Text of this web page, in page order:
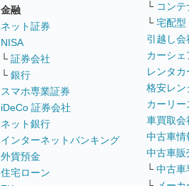
金融
ネット証券
NISA
└ 証券会社
└ 銀行
スマホ専業証券
iDeCo 証券会社
ネット銀行
インターネットバンキング
外貨預金
住宅ローン
└ コンテ
└ 宅配型
引越し会
カーシ
レンタカ
格安レン
カーリー
車買取会
中古車情
中古車販
└ 中古車